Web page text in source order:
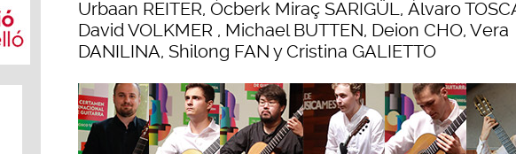
Urbaan REITER, Ócberk Miraç SARIGÜL, Álvaro
David VOLKMER , Michael BUTTEN, Deion CHO, Vera
DANILINA, Shilong FAN y Cristina GALIETTO